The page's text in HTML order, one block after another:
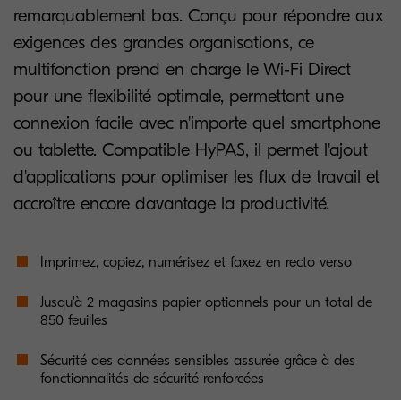
remarquablement bas. Conçu pour répondre aux
exigences des grandes organisations, ce
multifonction prend en charge le Wi-Fi Direct
pour une flexibilité optimale, permettant une
connexion facile avec n'importe quel smartphone
ou tablette. Compatible HyPAS, il permet l'ajout
d'applications pour optimiser les flux de travail et
accroître encore davantage la productivité.
Imprimez, copiez, numérisez et faxez en recto verso
Jusqu'à 2 magasins papier optionnels pour un total de
850 feuilles
Sécurité des données sensibles assurée grâce à des
fonctionnalités de sécurité renforcées